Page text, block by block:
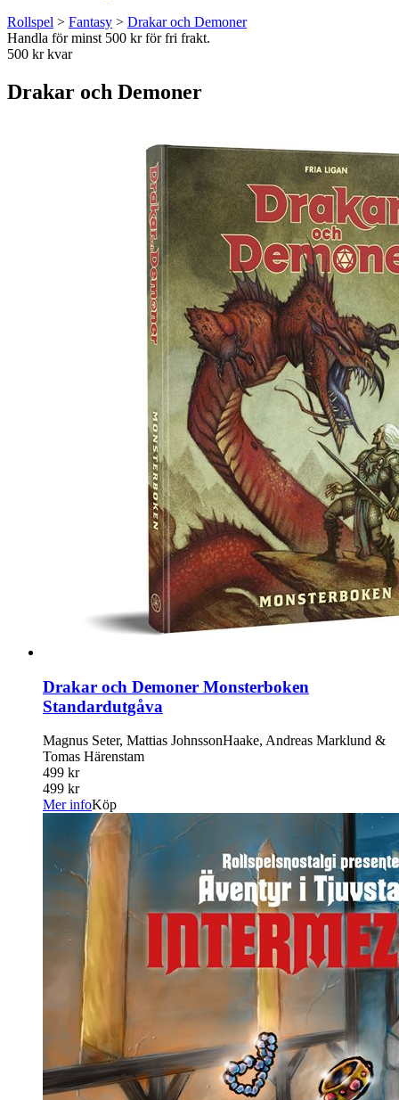
Rollspel > Fantasy > Drakar och Demoner
Handla för minst 500 kr för fri frakt.
500 kr kvar
Drakar och Demoner
Drakar och Demoner Monsterboken
Standardutgåva
Magnus Seter, Mattias JohnssonHaake, Andreas Marklund &
Tomas Härenstam
499 kr
499 kr
Mer infoKöp